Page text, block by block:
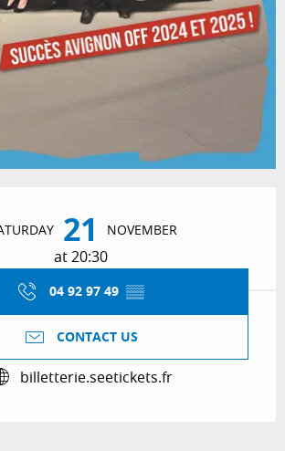
21 NOVEMBER
at 20:30
04 92 97 49 ▒▒
CONTACT US
billetterie.seetickets.fr